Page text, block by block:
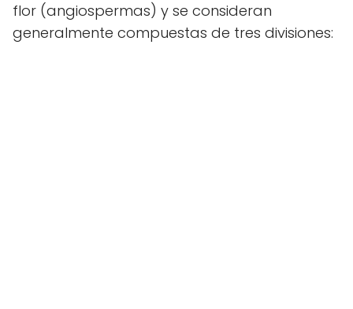
flor (angiospermas) y se consideran
generalmente compuestas de tres divisiones: